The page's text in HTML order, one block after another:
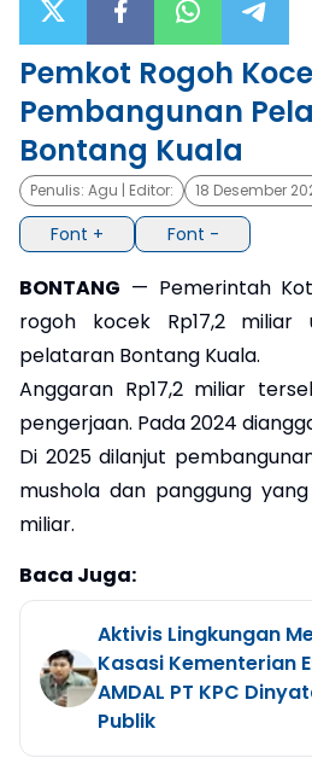
×
Pemkot Rogoh
Pembangunan
Bontang Kuala
Penulis: Agu | Editor: 18 Desember
Font + Font -
BONTANG — Pemerintah
rogoh kocek Rp17,2 miliar
pelataran Bontang Kuala.
Anggaran Rp17,2 miliar
pengerjaan. Pada 2024
Di 2025 dilanjut
mushola dan panggung
miliar.
Baca Juga:
Aktivis Lingkungan
Kasasi Kementerian
AMDAL PT KPC
Publik